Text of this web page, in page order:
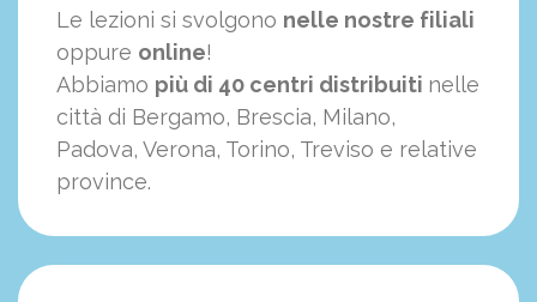
Le lezioni si svolgono nelle nostre filiali
oppure online!
Abbiamo più di 40 centri distribuiti nelle
città di Bergamo, Brescia, Milano,
Padova, Verona, Torino, Treviso e relative
province.